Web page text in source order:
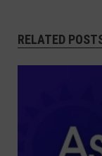
RELATED